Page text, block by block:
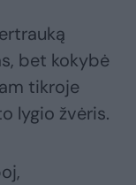
bet kokybė
tikroje
lygio žvėris.